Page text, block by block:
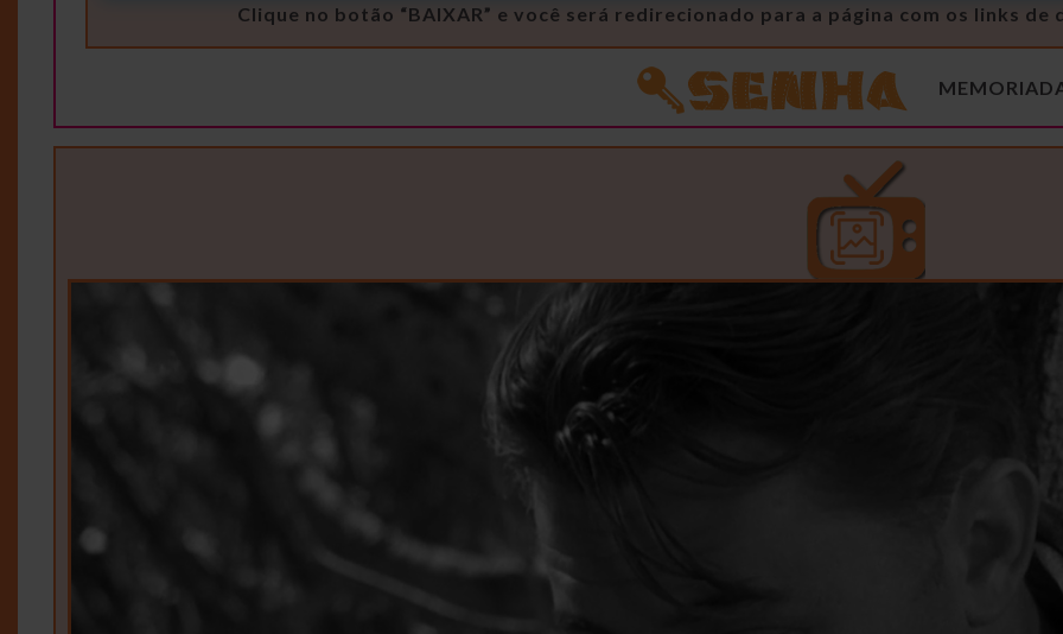
Clique no botão “BAIXAR” e você será redirecionado para a página com os links de